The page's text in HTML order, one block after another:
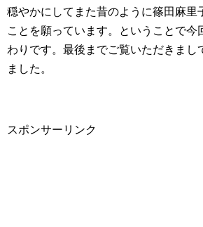
穏やかにしてまた昔のように篠田麻里
ことを願っています。ということで今
わりです。最後までご覧いただきまし
ました。
スポンサーリンク